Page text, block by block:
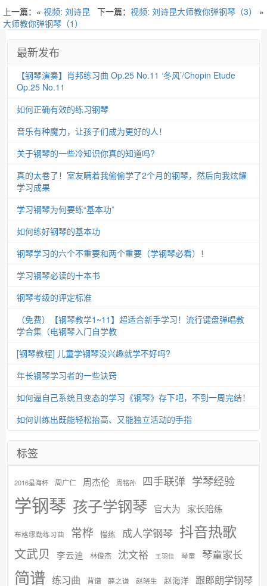
下一篇： 视频: 刘诗昆大师教你弹钢琴（3） »
上一篇：« 视频: 刘诗昆
大师教你弹钢琴（1）
最新发布
【钢琴演奏】肖邦练习曲 Op.25 No.11 ‘冬风’/Chopin Etude
Op.25 No.11
如何正确有效的练习钢琴
音乐有种魔力，让孩子们成为更好的人！
关于钢琴的一些冷知识你真的知道吗?
真的太卷了！室友瞒着我偷偷学了2个月的钢琴，然后向我炫耀
学习成果
学习钢琴为何要练“基本功”
如何练好钢琴的基本功
钢琴学习的六个不重要和两个重要（学钢琴必看）！
学习钢琴必读的十本书
钢琴考级的评定标准
（免费）【钢琴教学1~11】超适合新手学习！流行键盘弹唱教
学合集（电钢琴入门自学教
[钢琴教程] 儿童学钢琴没兴趣就学不好吗?
年长钢琴学习者的一些诀窍
如何逼自己系统且变态的学习《钢琴》存下吧，不到一周完结！
如何训练出既能轻松抬高、又能独立活动的手指
标签
2016星海杯 周广仁 周杰伦 周铭孙 四手联弹 学琴经验
学钢琴 孩子学钢琴 官大为 家长陪练
布格缪勒练习曲 常桦 慢练 成人学钢琴 抖音热歌
文武贝 李云迪 林俊杰 沈文裕 王羽佳 琴童 琴童家长
简谱 练习曲 背谱 薛之谦 赵晓生 赵海洋 跟郎朗学钢琴